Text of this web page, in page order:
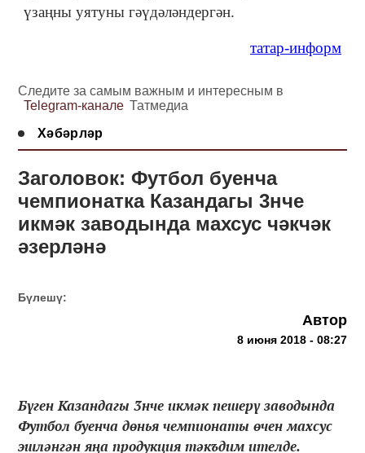
үзаңны уятуны гәүдәләндергән.
татар-информ
Следите за самым важным и интересным в
Telegram-канале Татмедиа
Хәбәрләр
Заголовок: Футбол буенча
чемпионатка Казандагы 3нче
икмәк заводында махсус чәкчәк
әзерләнә
Бүлешү:
Автор
8 июня 2018 - 08:27
Бүген Казандагы 3нче икмәк пешерү заводында
Футбол буенча дөнья чемпионаты өчен махсус
эшләнгән яңа продукция тәкъдим ителде.